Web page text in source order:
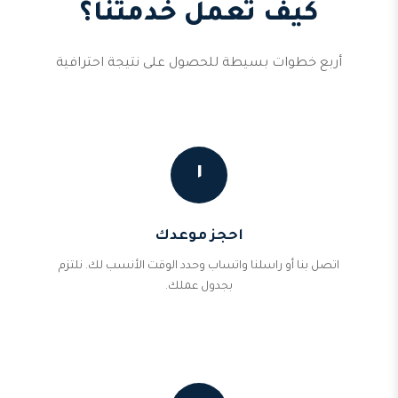
كيف تعمل خدمتنا؟
أربع خطوات بسيطة للحصول على نتيجة احترافية
١
احجز موعدك
اتصل بنا أو راسلنا واتساب وحدد الوقت الأنسب لك. نلتزم
بجدول عملك.